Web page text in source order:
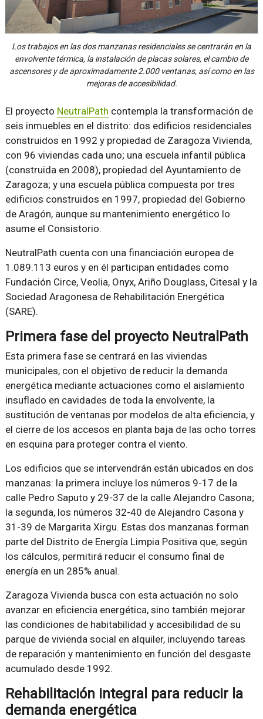
Los trabajos en las dos manzanas residenciales se centrarán en la
envolvente térmica, la instalación de placas solares, el cambio de
ascensores y de aproximadamente 2.000 ventanas, así como en las
mejoras de accesibilidad.
El proyecto NeutralPath contempla la transformación de
seis inmuebles en el distrito: dos edificios residenciales
construidos en 1992 y propiedad de Zaragoza Vivienda,
con 96 viviendas cada uno; una escuela infantil pública
(construida en 2008), propiedad del Ayuntamiento de
Zaragoza; y una escuela pública compuesta por tres
edificios construidos en 1997, propiedad del Gobierno
de Aragón, aunque su mantenimiento energético lo
asume el Consistorio.
NeutralPath cuenta con una financiación europea de
1.089.113 euros y en él participan entidades como
Fundación Circe, Veolia, Onyx, Ariño Douglass, Citesal y la
Sociedad Aragonesa de Rehabilitación Energética
(SARE).
Primera fase del proyecto NeutralPath
Esta primera fase se centrará en las viviendas
municipales, con el objetivo de reducir la demanda
energética mediante actuaciones como el aislamiento
insuflado en cavidades de toda la envolvente, la
sustitución de ventanas por modelos de alta eficiencia, y
el cierre de los accesos en planta baja de las ocho torres
en esquina para proteger contra el viento.
Los edificios que se intervendrán están ubicados en dos
manzanas: la primera incluye los números 9-17 de la
calle Pedro Saputo y 29-37 de la calle Alejandro Casona;
la segunda, los números 32-40 de Alejandro Casona y
31-39 de Margarita Xirgu. Estas dos manzanas forman
parte del Distrito de Energía Limpia Positiva que, según
los cálculos, permitirá reducir el consumo final de
energía en un 285% anual.
Zaragoza Vivienda busca con esta actuación no solo
avanzar en eficiencia energética, sino también mejorar
las condiciones de habitabilidad y accesibilidad de su
parque de vivienda social en alquiler, incluyendo tareas
de reparación y mantenimiento en función del desgaste
acumulado desde 1992.
Rehabilitación integral para reducir la
demanda energética